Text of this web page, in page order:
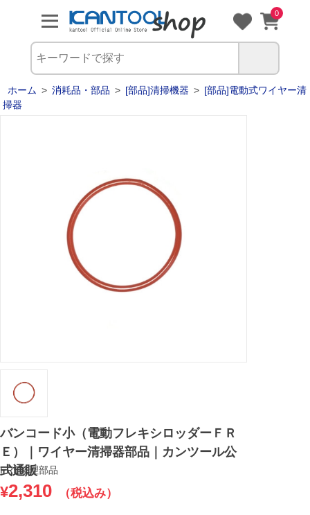
0
ホーム > 消耗品・部品 > [部品]清掃機器 > [部品]電動式ワイヤー清
掃器
バンコード小（電動フレキシロッダーＦＲ
Ｅ）｜ワイヤー清掃器部品｜カンツール公
式通販
FRE修理部品
¥2,310 （税込み）